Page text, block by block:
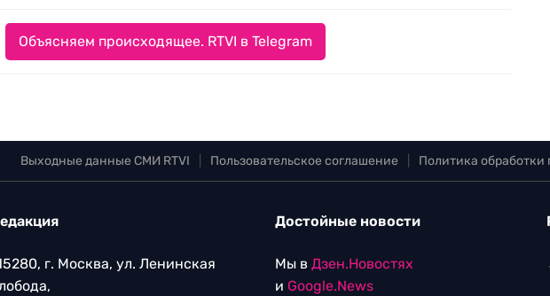
Объясняем происходящее. RTVI в Telegram
Выходные данные СМИ RTVI Пользовательское соглашение Политика
г. Москва, ул. Ленинская
Достойные новости
Мы в Дзен.Новостях
и Google.News